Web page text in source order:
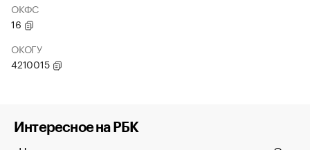
ОКФС
16
ОКОГУ
4210015
Интересное на РБК